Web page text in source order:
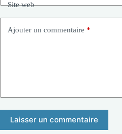
Site web
Ajouter un commentaire *
Laisser un commentaire